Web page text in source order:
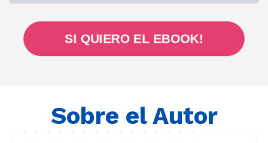
SI QUIERO EL EBOOK!
Sobre el Autor